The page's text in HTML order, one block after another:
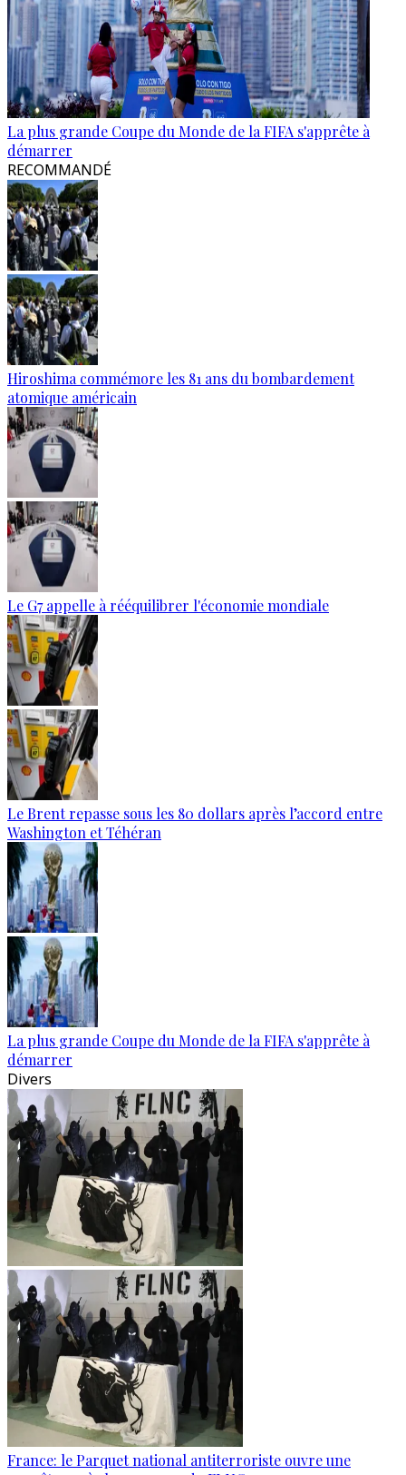
La plus grande Coupe du Monde de la FIFA s'apprête à
démarrer
RECOMMANDÉ
Hiroshima commémore les 81 ans du bombardement
atomique américain
Le G7 appelle à rééquilibrer l'économie mondiale
Le Brent repasse sous les 80 dollars après l’accord entre
Washington et Téhéran
La plus grande Coupe du Monde de la FIFA s'apprête à
démarrer
Divers
France: le Parquet national antiterroriste ouvre une